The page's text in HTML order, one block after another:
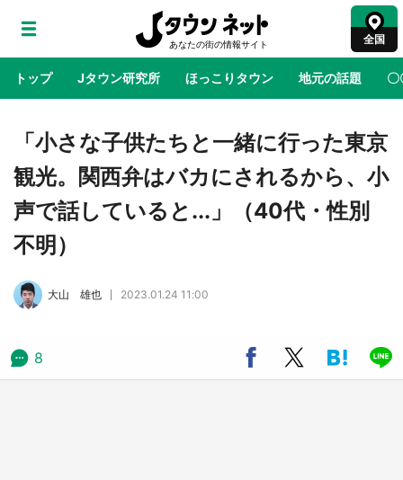
全国
トップ Jタウン研究所 ほっこりタウン 地元の話題 〇
地域×二次元 絶景 あの時はありがとう 物語がはじ
鳥取・境港「ゲゲゲの妖怪楽園」限定だった鬼
太郎グッズ買える 銀座・博品館TOY PARKへ
公式プロモ動画で「聖地」が生産されてます
『薬屋のひとりごと』の〝舞〟の世界に入り込
む 六本木ヒルズ展望台でコラボ、本邦初公開
「小さな子供たちと一緒に行った東京
観光。関西弁はバカにされるから、小
声で話していると...」（40代・性別
不明）
大山 雄也 2023.01.24 11:00
8